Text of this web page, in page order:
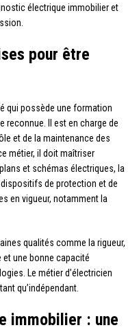
électrique immobilier et
pour être
qui possède une formation
reconnue. Il est en charge de
et de la maintenance des
métier, il doit maîtriser
et schémas électriques, la
de protection et de
en vigueur, notamment la
qualités comme la rigueur,
et une bonne capacité
Le métier d’électricien
qu’indépendant.
immobilier : une